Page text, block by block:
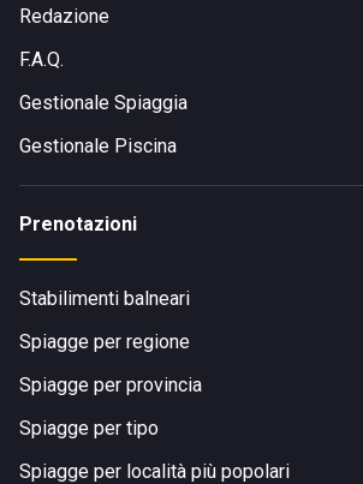
Redazione
F.A.Q.
Gestionale Spiaggia
Gestionale Piscina
Prenotazioni
Stabilimenti balneari
Spiagge per regione
Spiagge per provincia
Spiagge per tipo
Spiagge per località più popolari